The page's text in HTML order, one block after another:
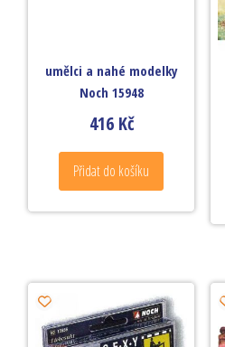
umělci a nahé modelky
Noch 15948
416 Kč
Přidat do košíku